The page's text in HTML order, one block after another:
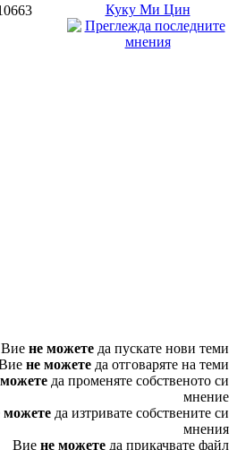
Куку Ми Цин
Вие не можете да пускате нови теми
не можете да отговаряте на теми
да променяте собственото си
мнение
можете да изтривате собствените си
мнения
Вие не можете да прикачвате файл